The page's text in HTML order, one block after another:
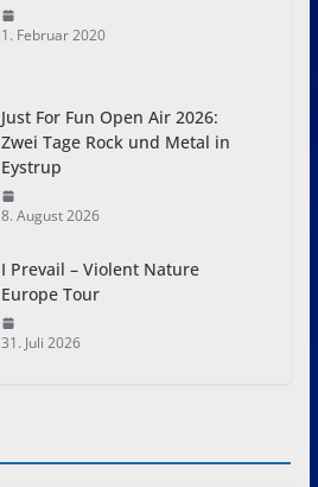
1. Februar 2020
Just For Fun Open Air 2026:
Zwei Tage Rock und Metal in
Eystrup
8. August 2026
I Prevail – Violent Nature
Europe Tour
31. Juli 2026